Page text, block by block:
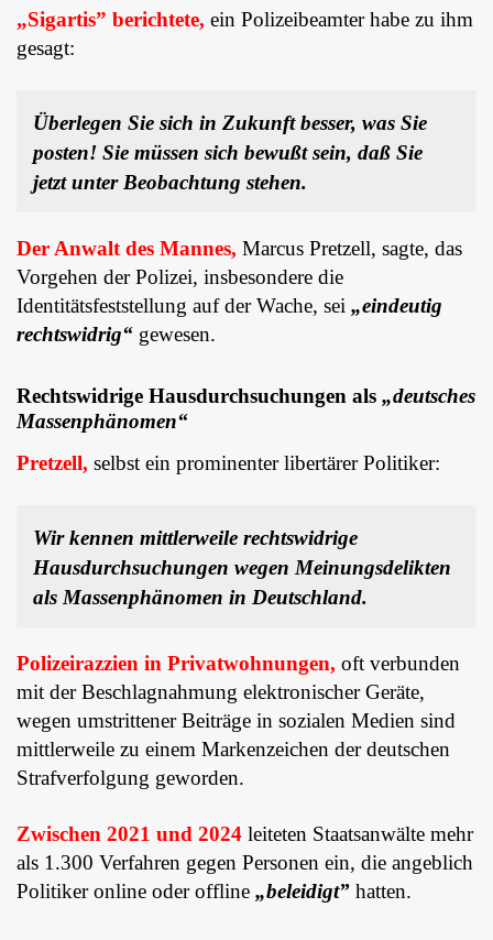
„Sigartis” berichtete, ein Polizeibeamter habe zu ihm
gesagt:
Überlegen Sie sich in Zukunft besser, was Sie
posten! Sie müssen sich bewußt sein, daß Sie
jetzt unter Beobachtung stehen.
Der Anwalt des Mannes, Marcus Pretzell, sagte, das
Vorgehen der Polizei, insbesondere die
Identitätsfeststellung auf der Wache, sei „eindeutig
rechtswidrig“ gewesen.
Rechtswidrige Hausdurchsuchungen als „deutsches
Massenphänomen“
Pretzell, selbst ein prominenter libertärer Politiker:
Wir kennen mittlerweile rechtswidrige
Hausdurchsuchungen wegen Meinungsdelikten
als Massenphänomen in Deutschland.
Polizeirazzien in Privatwohnungen, oft verbunden
mit der Beschlagnahmung elektronischer Geräte,
wegen umstrittener Beiträge in sozialen Medien sind
mittlerweile zu einem Markenzeichen der deutschen
Strafverfolgung geworden.
Zwischen 2021 und 2024 leiteten Staatsanwälte mehr
als 1.300 Verfahren gegen Personen ein, die angeblich
Politiker online oder offline „beleidigt” hatten.